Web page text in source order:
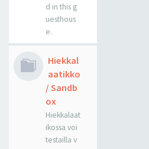
d in this g
uesthous
e.
Hiekkal
aatikko
/ Sandb
ox
Hiekkalaat
ikossa voi
testailla v